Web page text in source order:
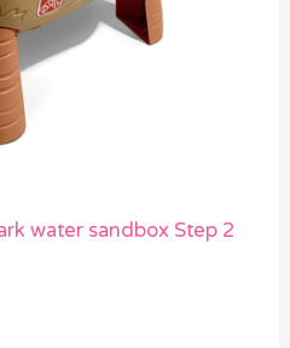
water sandbox Step 2